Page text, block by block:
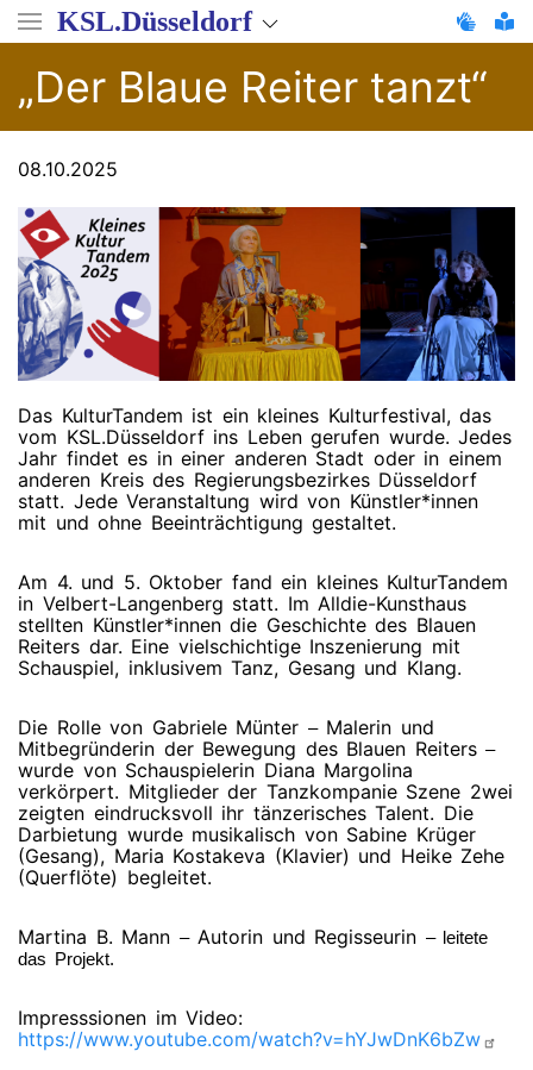
Direkt
zum
Inhalt
KSL.Düsseldorf
„Der Blaue Reiter tanzt“
08.10.2025
Das KulturTandem ist ein kleines Kulturfestival, das
vom KSL.Düsseldorf ins Leben gerufen wurde. Jedes
Jahr findet es in einer anderen Stadt oder in einem
anderen Kreis des Regierungsbezirkes Düsseldorf
statt. Jede Veranstaltung wird von Künstler*innen
mit und ohne Beeinträchtigung gestaltet.
Am 4. und 5. Oktober fand ein kleines KulturTandem
in Velbert-Langenberg statt. Im Alldie-Kunsthaus
stellten Künstler*innen die Geschichte des Blauen
Reiters dar. Eine vielschichtige Inszenierung mit
Schauspiel, inklusivem Tanz, Gesang und Klang.
Die Rolle von Gabriele Münter –Malerin und
Mitbegründerin der Bewegung des Blauen Reiters–
wurde von Schauspielerin Diana Margolina
verkörpert. Mitglieder der Tanzkompanie Szene 2wei
zeigten eindrucksvoll ihr tänzerisches Talent. Die
Darbietung wurde musikalisch von Sabine Krüger
(Gesang), Maria Kostakeva (Klavier) und Heike Zehe
(Querflöte) begleitet.
Martina B. Mann –Autorin und Regisseurin – leitete
das Projekt.
Impresssionen im Video:
https://www.youtube.com/watch?v=hYJwDnK6bZw